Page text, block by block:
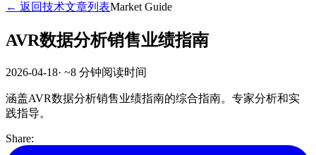
← 返回技术文章列表Market Guide
AVR数据分析销售业绩指南
2026-04-18· ~8 分钟阅读时间
涵盖AVR数据分析销售业绩指南的综合指南。专家分析和实
践指导。
Share: